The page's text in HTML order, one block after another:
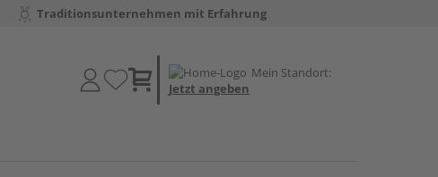
Traditionsunternehmen mit Erfahrung
Mein Standort:
Jetzt angeben